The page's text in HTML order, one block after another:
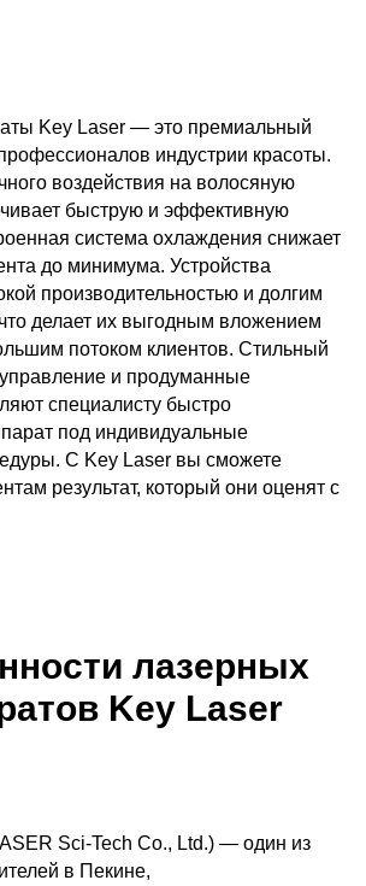
Key Laser — это премиальный
индустрии красоты.
воздействия на волосяную
быструю и эффективную
система охлаждения снижает
до минимума. Устройства
производительностью и долгим
делает их выгодным вложением
потоком клиентов. Стильный
и продуманные
специалисту быстро
под индивидуальные
С Key Laser вы сможете
результат, который они оценят с
лазерных
Key Laser
Sci-Tech Co., Ltd.) — один из
в Пекине,